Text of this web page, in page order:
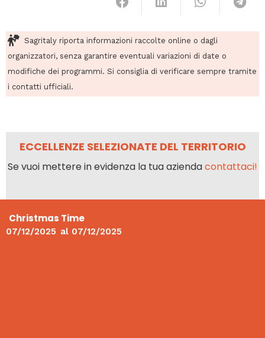
Sagritaly riporta informazioni raccolte online o dagli
organizzatori, senza garantire eventuali variazioni di date o
modifiche dei programmi. Si consiglia di verificare sempre tramite
i contatti ufficiali.
ECCELLENZE SELEZIONATE DEL TERRITORIO
Se vuoi mettere in evidenza la tua aziendacontattaci!
Christmas Time
07/12/2025 al 07/12/2025